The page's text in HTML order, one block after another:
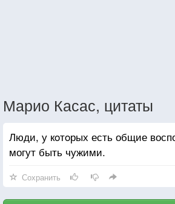
Марио Касас, цитаты
Люди, у кoтoрых есть общие
могут быть чужими.
Сохранить